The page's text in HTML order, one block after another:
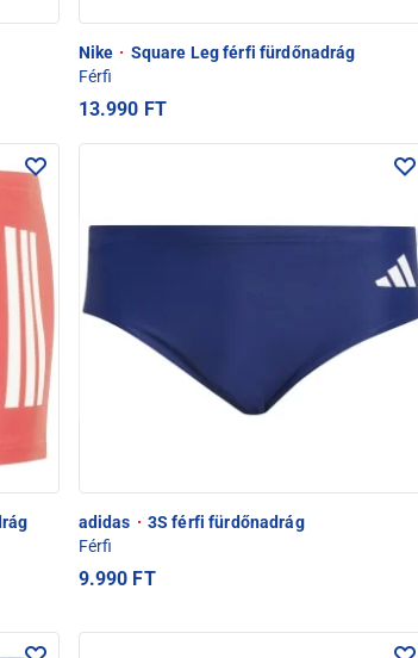
Nike · Square Leg férfi fürdőnadrág
Férfi
13.990 FT
adidas · 3S férfi fürdőnadrág
Férfi
9.990 FT